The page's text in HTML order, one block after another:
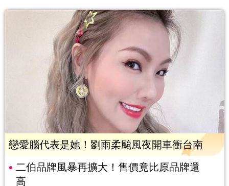
戀愛腦代表是她！劉雨柔颱風夜開車衝台南
二伯品牌風暴再擴大！售價竟比原品牌還
高